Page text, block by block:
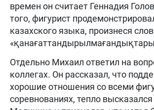
времен он считает Геннадия
того, фигурист
казахского языка, произнеся
Отдельно Михаил ответил на
коллегах. Он рассказал, что
хорошие отношения со всеми
соревнованиях, тепло